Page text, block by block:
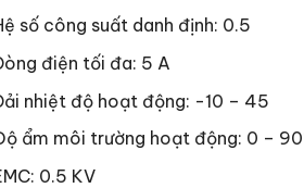
số công suất danh định: 0.5
điện tối đa: 5 A
nhiệt độ hoạt động: -10 – 45
ẩm môi trường hoạt động: 0 –
0.5 KV